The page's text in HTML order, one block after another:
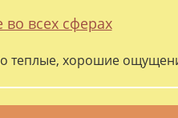
всех сферах
теплые, хорошие